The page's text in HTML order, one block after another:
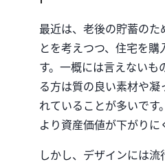
最近は、老後の貯蓄のた
とを考えつつ、住宅を
す。 一概には言えないも
る方は質の良い素材や
れていることが多いです。
より資産価値が下がりに
しかし、デザインには